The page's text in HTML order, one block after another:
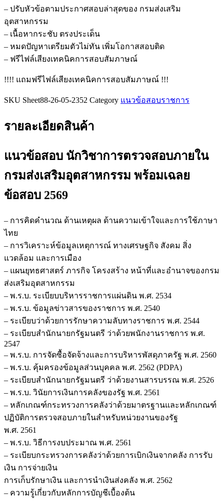
ตรวจ
สอบ
ภายใน
กรม
ส่ง
อุตสาหกรรม
– ปรับหัวข้อตามประกาศสอบล่าสุดของ กรมส่งเสริม
อุตสาหกรรม
– เนื้อหากระชับ ตรงประเด็น
– หมดปัญหาเตรียมตัวไม่ทัน เพิ่มโอกาสสอบติด
– ฟรีไฟล์เสียงเทคนิคการสอบสัมภาษณ์
!!!! แถมฟรีไฟล์เสียงเทคนิคการสอบสัมภาษณ์ !!!
SKU Sheet88-26-05-2352 Category แนวข้อสอบราชการ
รายละเอียดสินค้า
แนวข้อสอบ นักวิชาการตรวจสอบภายใน
กรมส่งเสริมอุตสาหกรรม พร้อมเฉลย
ข้อสอบ 2569
– การคิดคำนวณ ด้านเหตุผล ด้านความเข้าใจและการใช้ภาษา
ไทย
– การวิเคราะห์ข้อมูลเหตุการณ์ ทางเศรษฐกิจ สังคม สิ่ง
แวดล้อม และการเมือง
– แผนยุทธศาสตร์ ภารกิจ โครงสร้าง หน้าที่และอำนาจของกรม
ส่งเสริมอุตสาหกรรม
– พ.ร.บ. ระเบียบบริหารราชการแผ่นดิน พ.ศ. 2534
– พ.ร.บ. ข้อมูลข่าวสารของราชการ พ.ศ. 2540
– ระเบียบว่าด้วยการรักษาความลับทางราชการ พ.ศ. 2544
– ระเบียบสำนักนายกรัฐมนตรี ว่าด้วยพนักงานราชการ พ.ศ.
2547
– พ.ร.บ. การจัดซื้อจัดจ้างและการบริหารพัสดุภาครัฐ พ.ศ. 2560
– พ.ร.บ. คุ้มครองข้อมูลส่วนบุคคล พ.ศ. 2562 (PDPA)
– ระเบียบสำนักนายกรัฐมนตรี ว่าด้วยงานสารบรรณ พ.ศ. 2526
– พ.ร.บ. วินัยการเงินการคลังของรัฐ พ.ศ. 2561
– หลักเกณฑ์กระทรวงการคลังว่าด้วยมาตรฐานและหลักเกณฑ์
ปฏิบัติการตรวจสอบภายในสำหรับหน่วยงานของรัฐ
พ.ศ. 2561
– พ.ร.บ. วิธีการงบประมาณ พ.ศ. 2561
– ระเบียบกระทรวงการคลังว่าด้วยการเบิกเงินจากคลัง การรับ
เงิน การจ่ายเงิน
การเก็บรักษาเงิน และการนำเงินส่งคลัง พ.ศ. 2562
– ความรู้เกี่ยวกับหลักการบัญชีเบื้องต้น